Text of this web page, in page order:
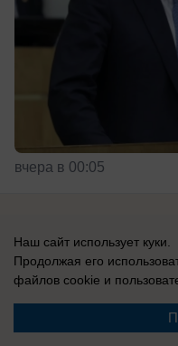
вчера в 00:05
Главное в
«Запускают по
Наш сайт использует куки.
Продолжая его
файлов cookie и